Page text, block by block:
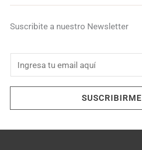
Suscribite a nuestro Newsletter
m
SUSCRIBIRME